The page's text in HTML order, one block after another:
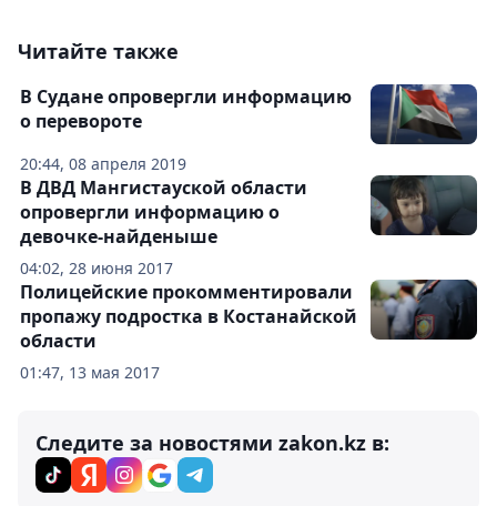
Читайте также
20:44, 08 апреля 2019
В Судане опровергли информацию
о перевороте
04:02, 28 июня 2017
В ДВД Мангистауской области
опровергли информацию о
девочке-найденыше
01:47, 13 мая 2017
Полицейские прокомментировали
пропажу подростка в Костанайской
области
Следите за новостями zakon.kz в: